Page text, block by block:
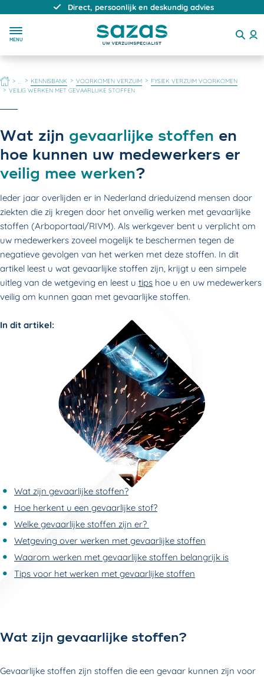
Direct, persoonlijk en deskundig advies
MENU
HOME KENNISBANK VOORKOMEN VERZUIM
FYSIEK VERZUIM VOORKOMEN
VEILIG WERKEN MET GEVAARLIJKE STOFFEN
Wat zijn gevaarlijke stoffen en
hoe kunnen uw medewerkers er
veilig mee werken?
Ieder jaar overlijden er in Nederland drieduizend mensen door
ziekten die zij kregen door het onveilig werken met gevaarlijke
stoffen (Arboportaal/RIVM). Als werkgever bent u verplicht om
uw medewerkers zoveel mogelijk te beschermen tegen de
negatieve gevolgen van het werken met deze stoffen. In dit
artikel leest u wat gevaarlijke stoffen zijn, krijgt u een simpele
uitleg van de wetgeving en leest u tips hoe u en uw medewerkers
veilig om kunnen gaan met gevaarlijke stoffen.
In dit artikel:
Wat zijn gevaarlijke stoffen?
Hoe herkent u een gevaarlijke stof?
Welke gevaarlijke stoffen zijn er?
Wetgeving over werken met gevaarlijke stoffen
Waarom werken met gevaarlijke stoffen belangrijk is
Tips voor het werken met gevaarlijke stoffen
Wat zijn gevaarlijke stoffen?
Gevaarlijke stoffen zijn stoffen die een gevaar kunnen zijn voor